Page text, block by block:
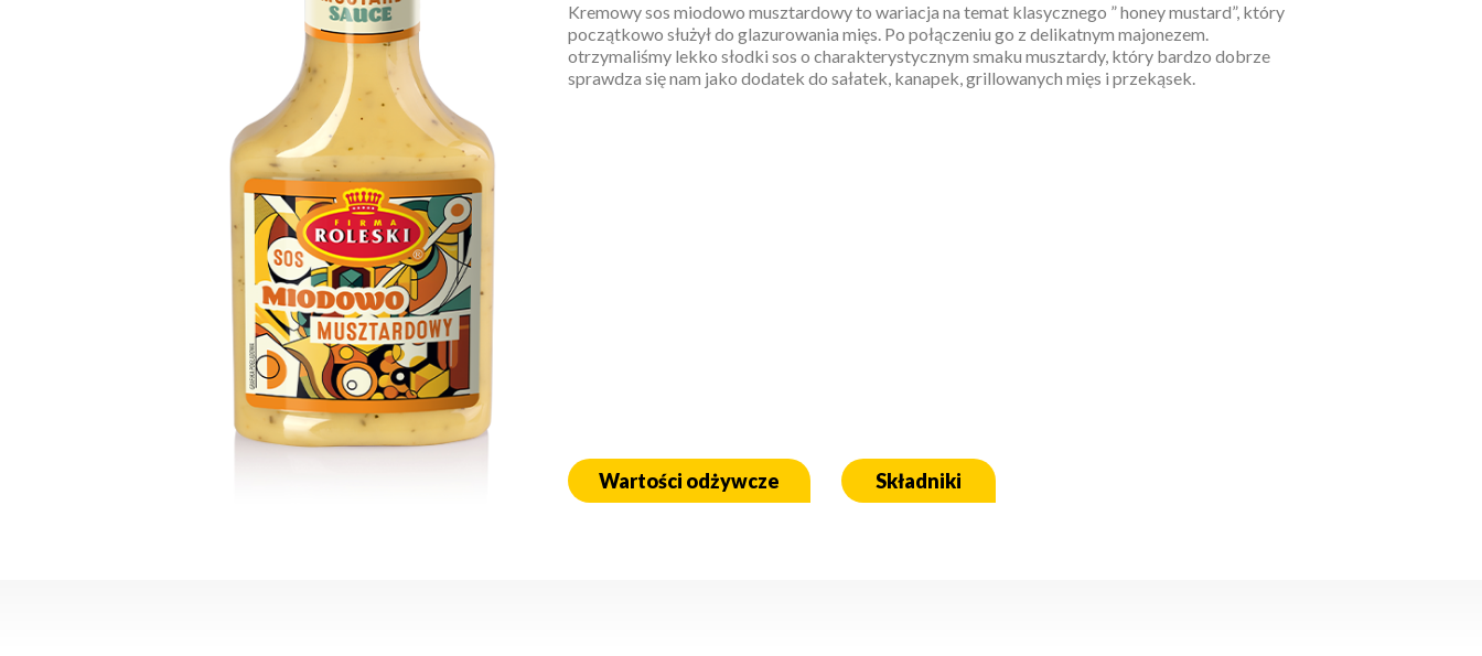
Kremowy sos miodowo musztardowy to wariacja na temat klasycznego ” honey mustard”, który
początkowo służył do glazurowania mięs. Po połączeniu go z delikatnym majonezem.
otrzymaliśmy lekko słodki sos o charakterystycznym smaku musztardy, który bardzo dobrze
sprawdza się nam jako dodatek do sałatek, kanapek, grillowanych mięs i przekąsek.
Wartości odżywcze Składniki